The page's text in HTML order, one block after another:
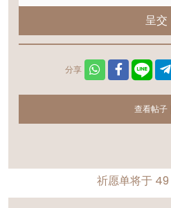
分享
查看帖子
呈交
祈愿单将于 49